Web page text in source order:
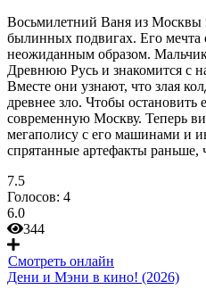
Восьмилетний Ваня из Москвы
былинных подвигах. Его мечта
неожиданным образом.
Древнюю Русь и знакомится с
Вместе они узнают, что злая
древнее зло. Чтобы остановить
современную Москву. Теперь
мегаполису с его машинами и
спрятанные артефакты раньше,
7.5
Голосов: 4
6.0
344
Смотреть онлайн
Дени и Мэни в кино! (2026)